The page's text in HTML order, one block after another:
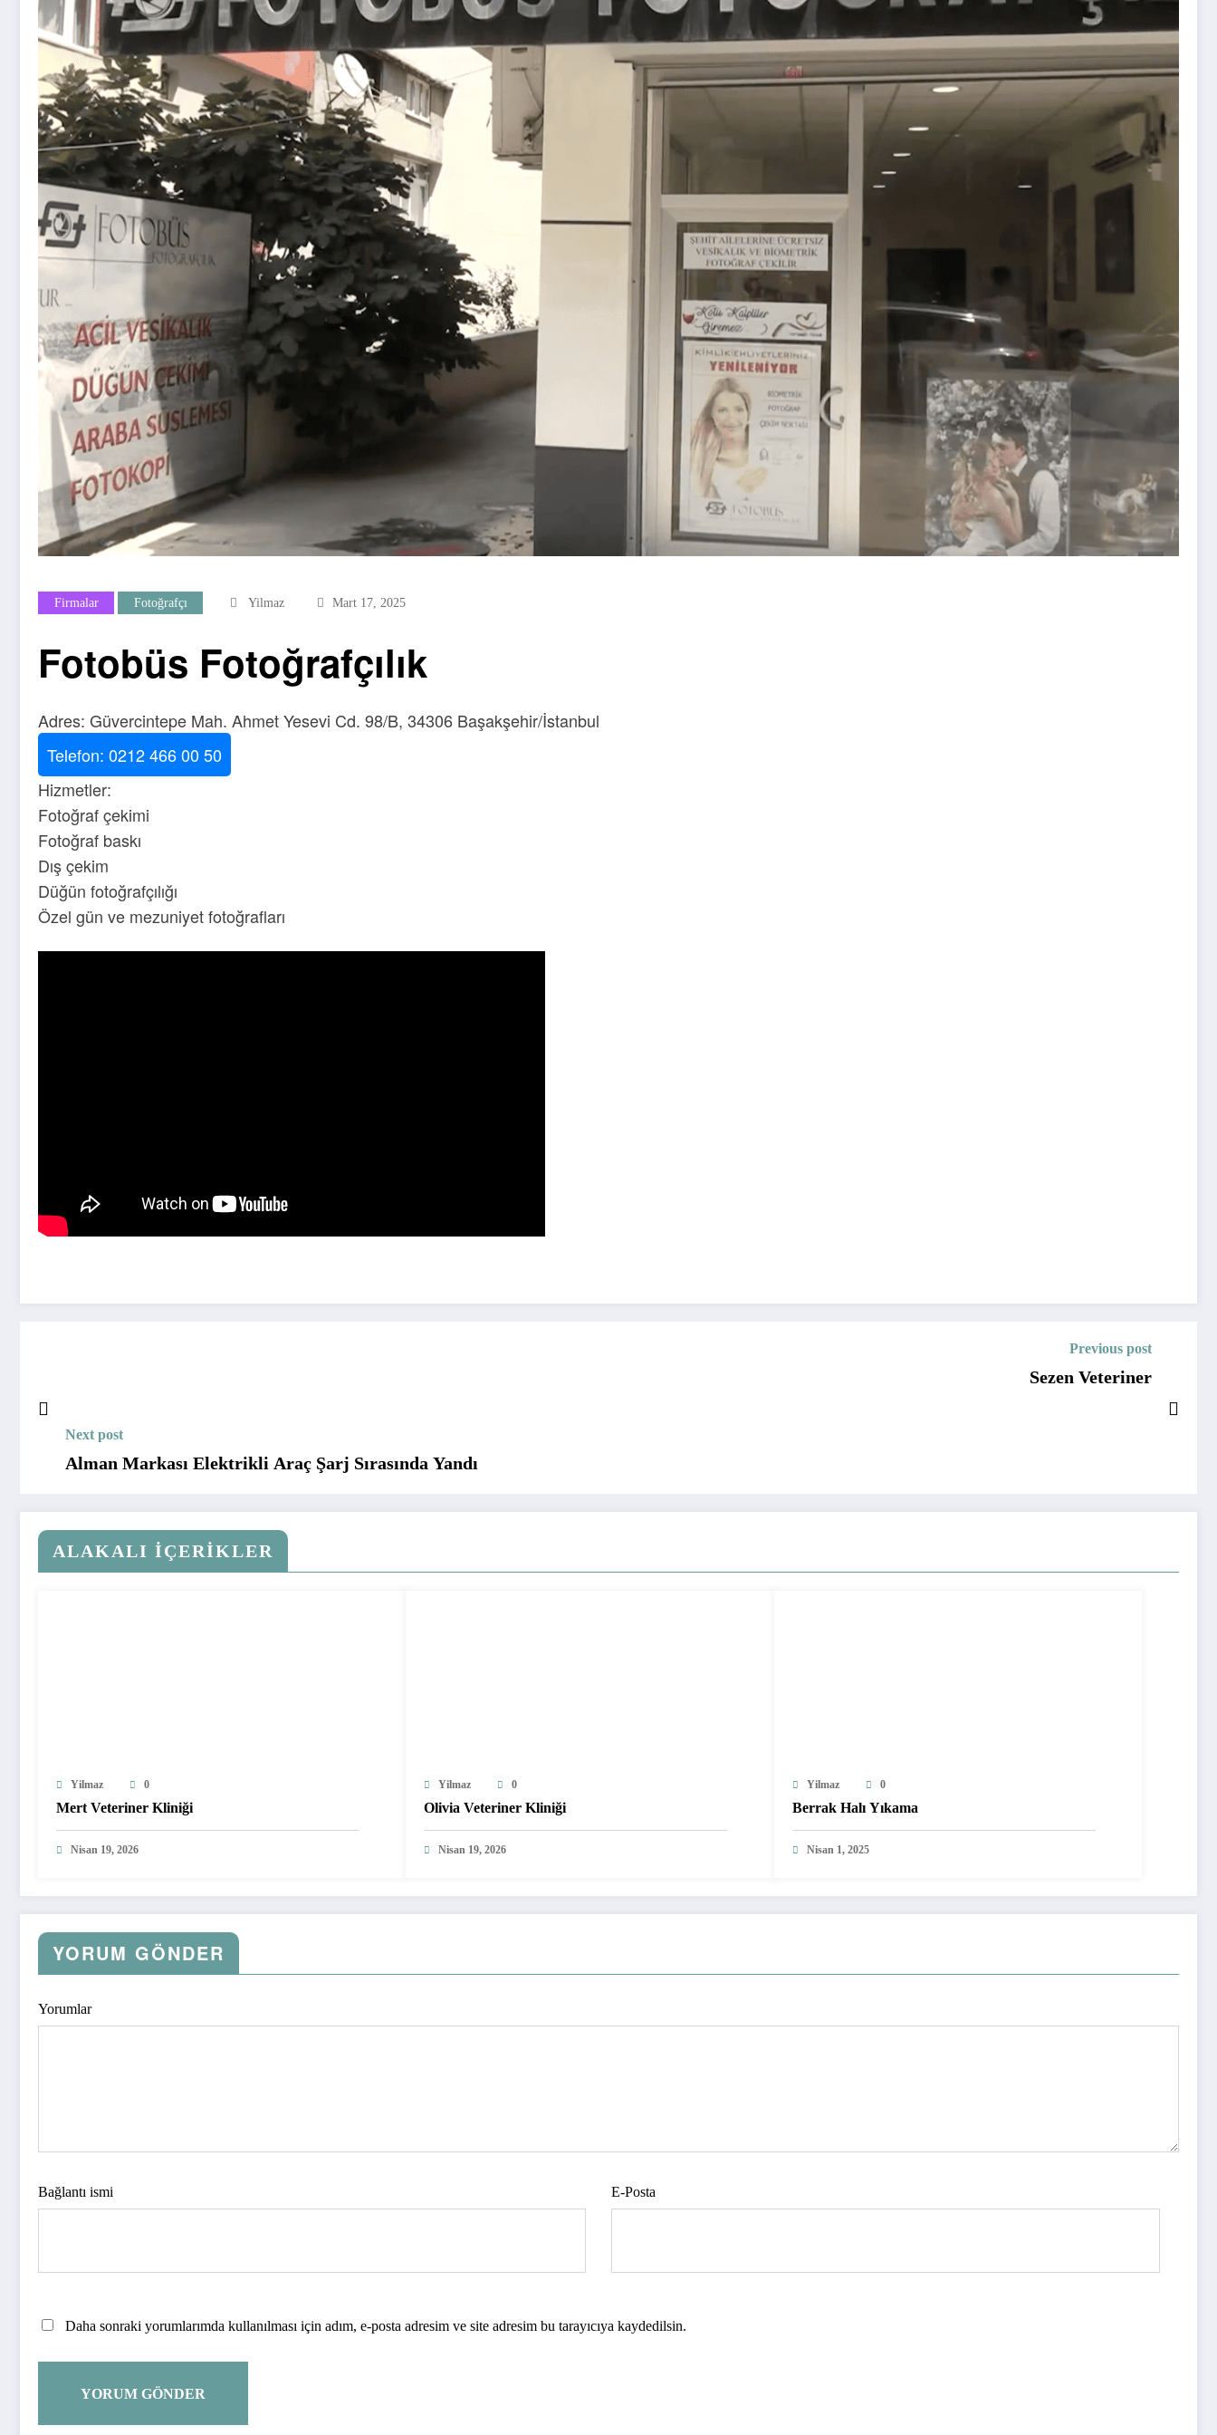
Firmalar Fotoğrafçı Yilmaz Mart 17, 2025
Fotobüs Fotoğrafçılık
Adres: Güvercintepe Mah. Ahmet Yesevi Cd. 98/B, 34306 Başakşehir/İstanbul
Telefon: 0212 466 00 50
Hizmetler:
Fotoğraf çekimi
Fotoğraf baskı
Dış çekim
Düğün fotoğrafçılığı
Özel gün ve mezuniyet fotoğrafları
Previous post
Sezen Veteriner
Next post
Alman Markası Elektrikli Araç Şarj Sırasında Yandı
ALAKALI İÇERIKLER
Yilmaz 0
Mert Veteriner Kliniği
Nisan 19, 2026
Yilmaz 0
Olivia Veteriner Kliniği
Nisan 19, 2026
Yilmaz 0
Berrak Halı Yıkama
Nisan 1, 2025
YORUM GÖNDER
Yorumlar
Bağlantı ismi E-Posta
Daha sonraki yorumlarımda kullanılması için adım, e-posta adresim ve site adresim bu tarayıcıya kaydedilsin.